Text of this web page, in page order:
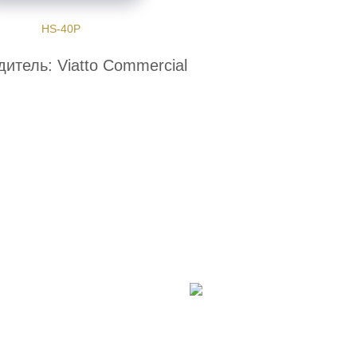
HS-40P
Viatto Commercial